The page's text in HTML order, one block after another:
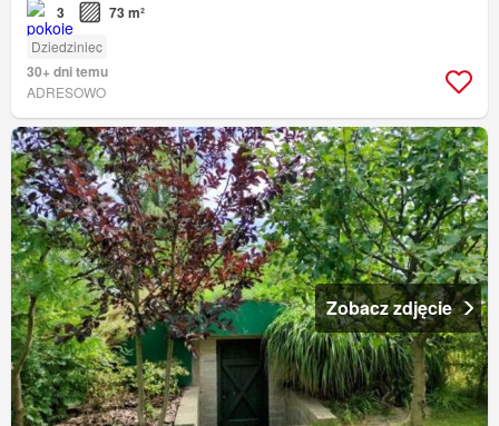
3 73 m²
Dziedziniec
30+ dni temu
ADRESOWO
Zobacz zdjęcie